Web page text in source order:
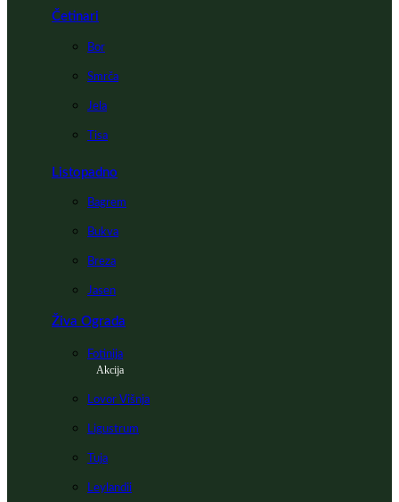
Četinari
Bor
Smrča
Jela
Tisa
Listopadno
Bagrem
Bukva
Breza
Jasen
Živa Ograda
Fotinija
Akcija
Lovor Višnja
Ligustrum
Tuja
Leylandii